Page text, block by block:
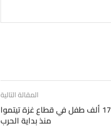
المقالة التالية
“الأونروا”: بفعل العدوان.. 17 ألف طفل في قطاع غزة تيتموا
منذ بداية الحرب